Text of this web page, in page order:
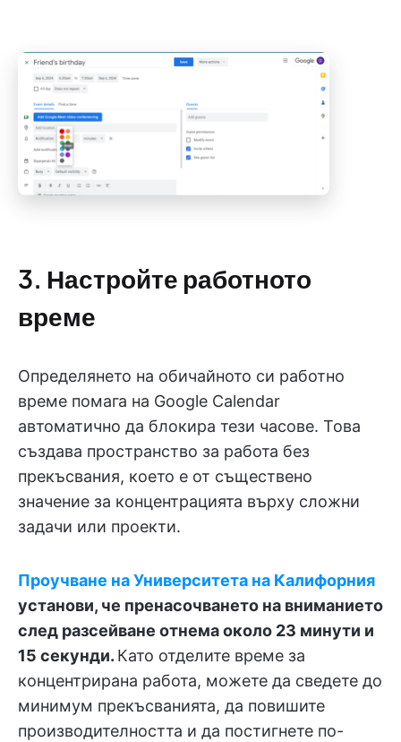
3. Настройте работното
време
Определянето на обичайното си работно
време помага на Google Calendar
автоматично да блокира тези часове. Това
създава пространство за работа без
прекъсвания, което е от съществено
значение за концентрацията върху сложни
задачи или проекти.
Проучване на Университета на Калифорния
установи, че пренасочването на вниманието
след разсейване отнема около 23 минути и
15 секунди. Като отделите време за
концентрирана работа, можете да сведете до
минимум прекъсванията, да повишите
производителността и да постигнете по-